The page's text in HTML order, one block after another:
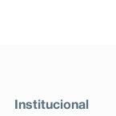
Institucional